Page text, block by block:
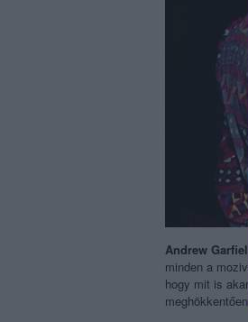
Andrew
minden a
hogy mit is